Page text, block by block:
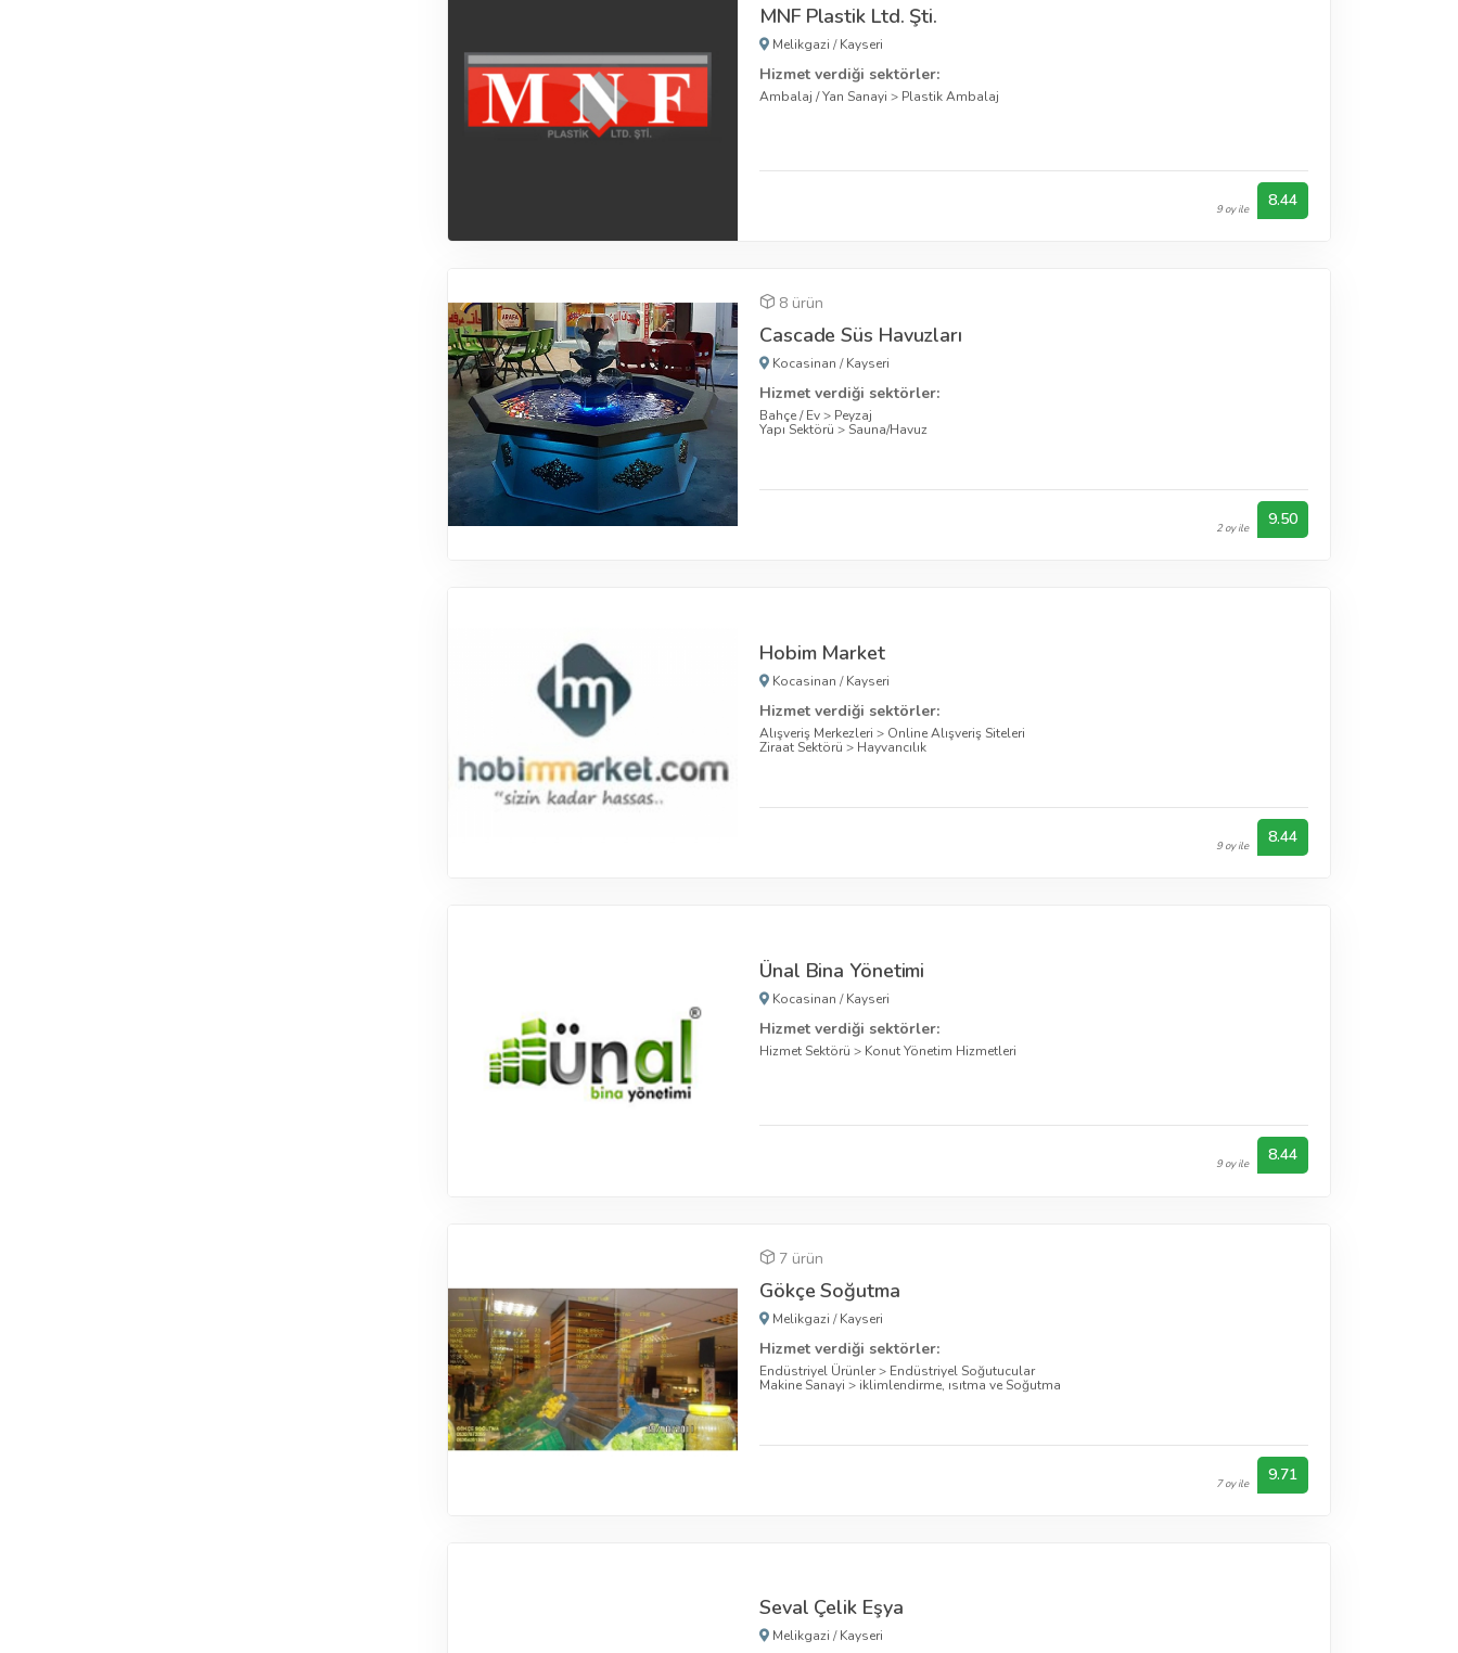
MNF Plastik Ltd. Şti.
Melikgazi /Kayseri
Hizmet verdiği sektörler:
Ambalaj / Yan Sanayi > Plastik Ambalaj
9 oy ile 8.44
8 ürün
Cascade Süs Havuzları
Kocasinan /Kayseri
Hizmet verdiği sektörler:
Bahçe / Ev> Peyzaj
Yapı Sektörü > Sauna/Havuz
2 oy ile 9.50
Hobim Market
Kocasinan /Kayseri
Hizmet verdiği sektörler:
Alışveriş Merkezleri > Online Alışveriş Siteleri
Ziraat Sektörü > Hayvancılık
9 oy ile 8.44
Ünal Bina Yönetimi
Kocasinan /Kayseri
Hizmet verdiği sektörler:
Hizmet Sektörü > Konut Yönetim Hizmetleri
9 oy ile 8.44
7 ürün
Gökçe Soğutma
Melikgazi /Kayseri
Hizmet verdiği sektörler:
Endüstriyel Ürünler> Endüstriyel Soğutucular
Makine Sanayi > iklimlendirme, ısıtma ve Soğutma
7 oy ile 9.71
Seval Çelik Eşya
Melikgazi /Kayseri